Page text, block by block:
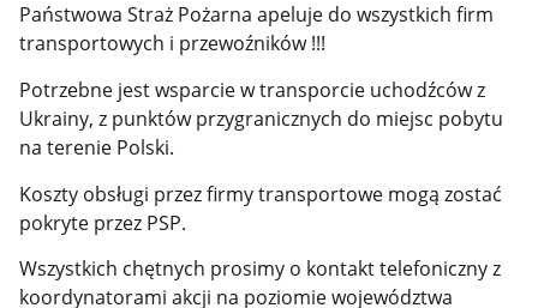
Państwowa Straż Pożarna apeluje do wszystkich firm
transportowych i przewoźników !!!
Potrzebne jest wsparcie w transporcie uchodźców z
Ukrainy, z punktów przygranicznych do miejsc pobytu
na terenie Polski.
Koszty obsługi przez firmy transportowe mogą zostać
pokryte przez PSP.
Wszystkich chętnych prosimy o kontakt telefoniczny z
koordynatorami akcji na poziomie województwa